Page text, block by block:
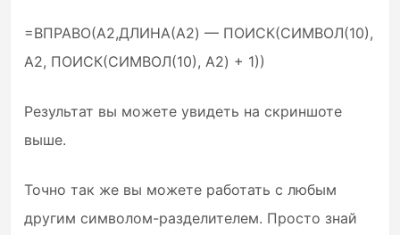
=ВПРАВО(A2,ДЛИНА(A2) — ПОИСК(СИМВОЛ(10),
A2, ПОИСК(СИМВОЛ(10), A2) + 1))
Результат вы можете увидеть на скриншоте
выше.
Точно так же вы можете работать с любым
другим символом-разделителем. Просто знай